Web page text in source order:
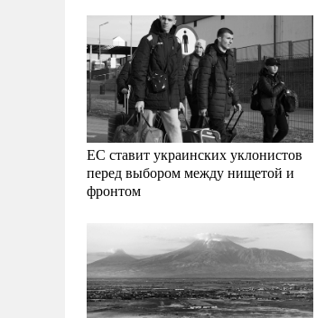
ЕС ставит украинских уклонистов
перед выбором между нищетой и
фронтом